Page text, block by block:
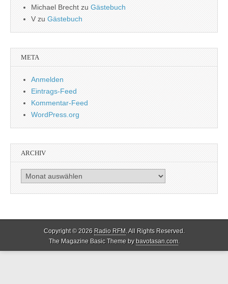
Michael Brecht zu Gästebuch
Vzu Gästebuch
META
Anmelden
Eintrags-Feed
Kommentar-Feed
WordPress.org
ARCHIV
Archiv
Copyright © 2026 Radio RFM. All Rights Reserved.
The Magazine Basic Theme bybavotasan.com.